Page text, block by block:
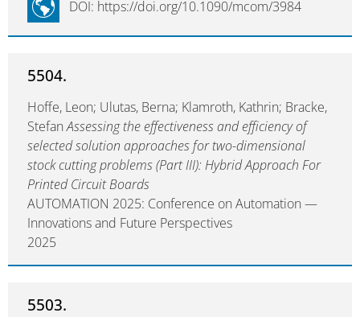
DOI: https://doi.org/10.1090/mcom/3984
5504.
Hoffe, Leon; Ulutas, Berna; Klamroth, Kathrin; Bracke,
StefanAssessing the effectiveness and efficiency of
selected solution approaches for two-dimensional
stock cutting problems (Part III): Hybrid Approach For
Printed Circuit Boards
AUTOMATION 2025: Conference on Automation —
Innovations and Future Perspectives
2025
5503.